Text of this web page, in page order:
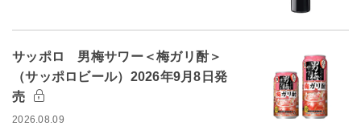
サッポロ 男梅サワー＜梅ガリ酎＞
（サッポロビール）2026年9月8日発
売
2026.08.09